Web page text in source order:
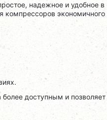
надежное и удобное в
компрессоров экономичного
доступным и